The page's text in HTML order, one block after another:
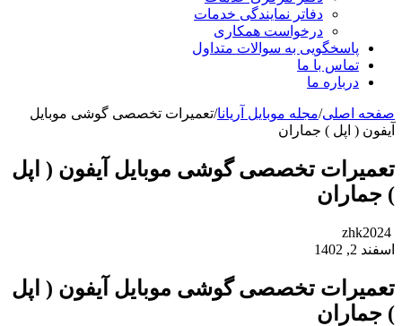
دفاتر نمایندگی خدمات
درخواست همکاری
پاسخگویی به سوالات متداول
تماس با ما
درباره ما
صفحه اصلی/مجله موبایل آریانا/تعمیرات تخصصی گوشی موبایل
آیفون ( اپل ) جماران
تعمیرات تخصصی گوشی موبایل آیفون ( اپل
) جماران
zhk2024
اسفند 2, 1402
تعمیرات تخصصی گوشی موبایل آیفون ( اپل
) جماران